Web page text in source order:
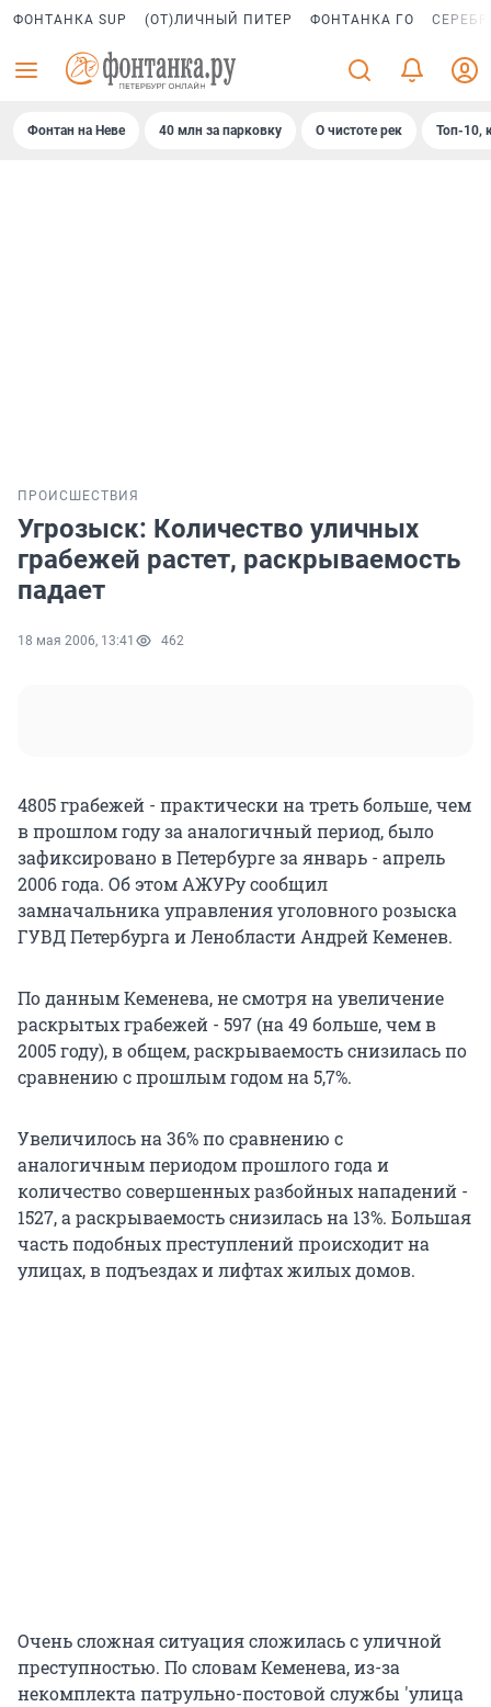
ФОНТАНКА SUP (ОТ)ЛИЧНЫЙ ПИТЕР ФОНТАНКА ГО
Фонтан на Неве 40 млн за парковку О чистоте рек Топ-10,
ПРОИСШЕСТВИЯ
Угрозыск: Количество уличных
грабежей растет, раскрываемость
падает
18 мая 2006, 13:41 462
4805 грабежей - практически на треть больше, чем
в прошлом году за аналогичный период, было
зафиксировано в Петербурге за январь - апрель
2006 года. Об этом АЖУРу сообщил
замначальника управления уголовного розыска
ГУВД Петербурга и Ленобласти Андрей Кеменев.
По данным Кеменева, не смотря на увеличение
раскрытых грабежей - 597 (на 49 больше, чем в
2005 году), в общем, раскрываемость снизилась по
сравнению с прошлым годом на 5,7%.
Увеличилось на 36% по сравнению с
аналогичным периодом прошлого года и
количество совершенных разбойных нападений -
1527, а раскрываемость снизилась на 13%. Большая
часть подобных преступлений происходит на
улицах, в подъездах и лифтах жилых домов.
Очень сложная ситуация сложилась с уличной
преступностью. По словам Кеменева, из-за
некомплекта патрульно-постовой службы 'улица